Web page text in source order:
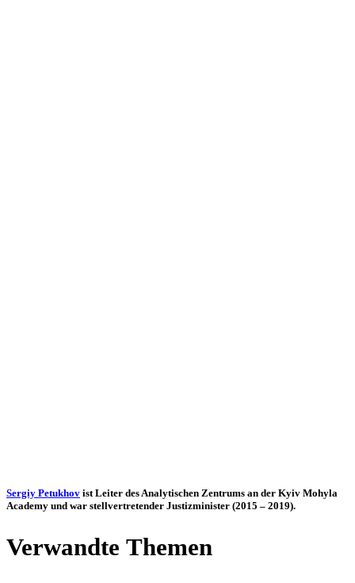
Sergiy Petuk­hov ist Leiter des Ana­ly­ti­schen Zen­trums an der Kyiv Mohyla
Academy und war stell­ver­tre­ten­der Jus­tiz­mi­nis­ter (2015 – 2019).
Ver­wandte Themen